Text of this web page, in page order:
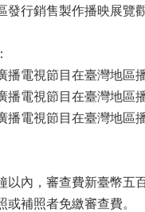
發行銷售製作播映展覽
播電視節目在臺灣地區
播電視節目在臺灣地區
播電視節目在臺灣地區
以內，審查費新臺幣
或補照者免繳審查費。